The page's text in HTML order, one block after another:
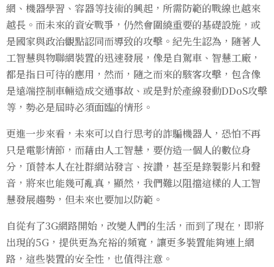
網、機器學習、容器等技術的興起，所需防範的戰線也越來
越長。而未來的資安戰爭，仍然會圍繞重要的基礎設施，或
是國家與政治觀點認同而導致的攻擊。紀先生認為，隨著人
工智慧與物聯網裝置的迅速發展，像是自駕車、智慧工廠，
都是指日可待的應用，然而，隨之而來的駭客攻擊，包含像
是遠端控制車輛造成交通事故、或是對於產線發動DDoS攻擊
等，勢必是屆時必須面臨的情形。
更進一步來看，未來可以自行思考的詐騙機器人，恐怕不再
只是電影情節，而藉由人工智慧，要仿造一個人的數位身
分，頂替本人在社群網站發言、按讚，甚至是錄製影片和聲
音，將來也能幾可亂真，顯然，我們難以阻擋這樣的人工智
慧發展趨勢，但未來也要加以防範。
自從有了3G網路開始，改變人們的生活，而到了現在，即將
出現的5G，提供更為充裕的頻寬，讓更多裝置能夠連上網
路，這些裝置的安全性，也值得注意。